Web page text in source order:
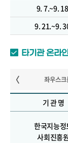
9. 7.~9.
9. 21.~9.
타기관 온라
기 관 명
한국지능정
사회진흥